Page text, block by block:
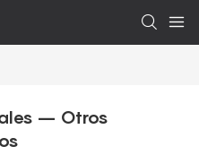
– Otros